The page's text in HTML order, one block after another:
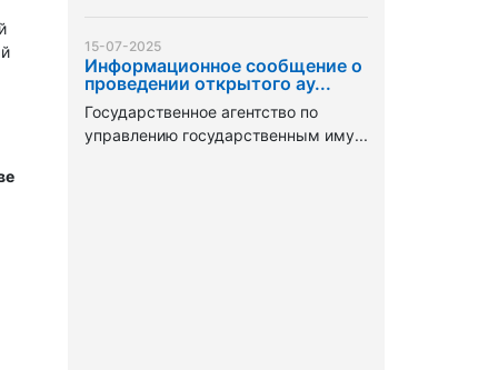
15-07-2025
Информационное сообщение о
проведении открытого ау...
Государственное агентство по
управлению государственным иму...